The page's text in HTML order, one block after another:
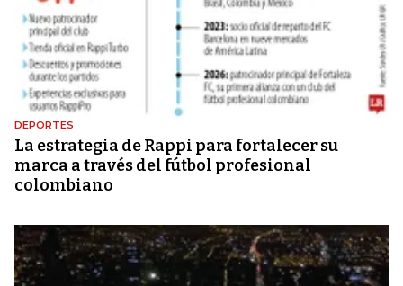
DEPORTES
La estrategia de Rappi para fortalecer su
marca a través del fútbol profesional
colombiano